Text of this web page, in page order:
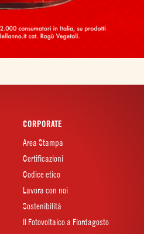
CORPORATE
Area Stampa
Certificazioni
Codice etico
Lavora con noi
Sostenibilità
Il Fotovoltaico a Fiordagosto